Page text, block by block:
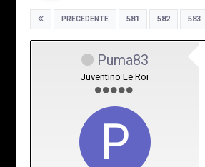
PRECEDENTE 581 582 583
Puma83
Juventino Le Roi